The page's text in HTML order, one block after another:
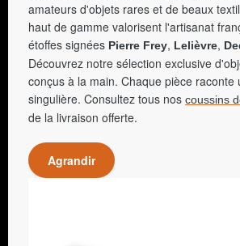
amateurs d'objets rares et de beaux
haut de gamme valorisent l'artisanat
étoffes signées Pierre Frey, Lelièvre,
Découvrez notre sélection exclusive
conçus à la main. Chaque pièce raconte
singulière. Consultez tous nos coussins
de la livraison offerte.
Agrandir